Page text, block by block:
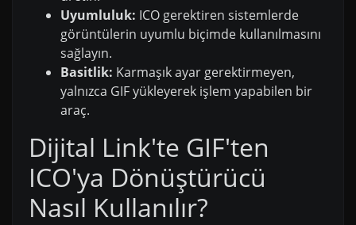
Uyumluluk: ICO gerektiren sistemlerde
görüntülerin uyumlu biçimde kullanılmasını
sağlayın.
Basitlik: Karmaşık ayar gerektirmeyen,
yalnızca GIF yükleyerek işlem yapabilen bir
araç.
Dijital Link'te GIF'ten
ICO'ya Dönüştürücü
Nasıl Kullanılır?